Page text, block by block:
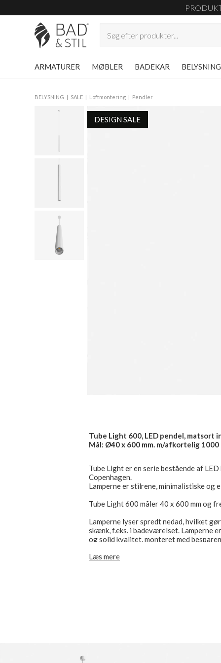
ARMATURER MØBLER BADEKAR BELYSNING
BELYSNING SALE Loftmontering Pendler
DESIGN SALE
Tube Light 600, LED pendel, matsort
Mål: Ø40 x 600 mm. m/afkortelig
Tube Light er en serie bestående af
Copenhagen.
Lamperne er stilrene, minimalistiske og
Tube Light 600 måler 40 x 600 mm og
Lamperne lyser spredt nedad, hvilket
skænk, f.eks. i badeværelset.
og solid kvalitet, monteret med
Læs mere